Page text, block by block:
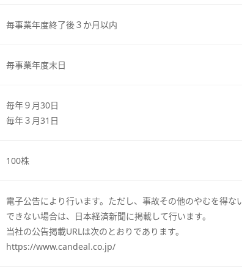
毎事業年度終了後３か月以内
毎事業年度末日
毎年９月30日
毎年３月31日
100株
電子公告により行います。ただし、事故その他のやむを得
できない場合は、日本経済新聞に掲載して行います。
当社の公告掲載URLは次のとおりであります。
https://www.candeal.co.jp/